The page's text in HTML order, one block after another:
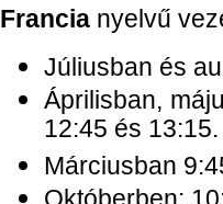
Francianyelvű
Júliusban és
Áprilisban,
12:45 és 13:15.
Márciusban